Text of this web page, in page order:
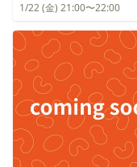
1/22 (金) 21:00〜22:00